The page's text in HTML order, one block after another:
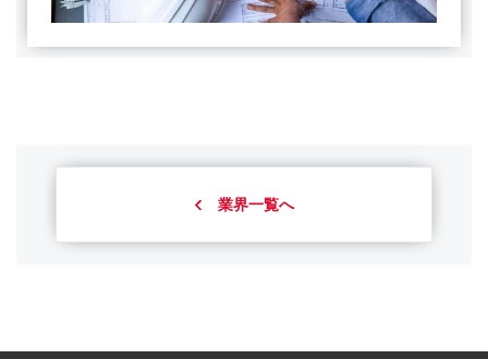
業界一覧へ